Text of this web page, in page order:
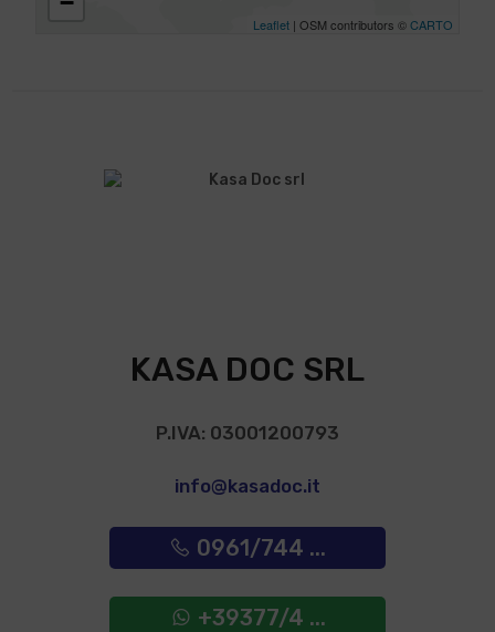
Leaflet| OSM contributors ©CARTO
KASA DOC SRL
P.IVA: 03001200793
info@kasadoc.it
0961/744 ...
+39377/4 ...